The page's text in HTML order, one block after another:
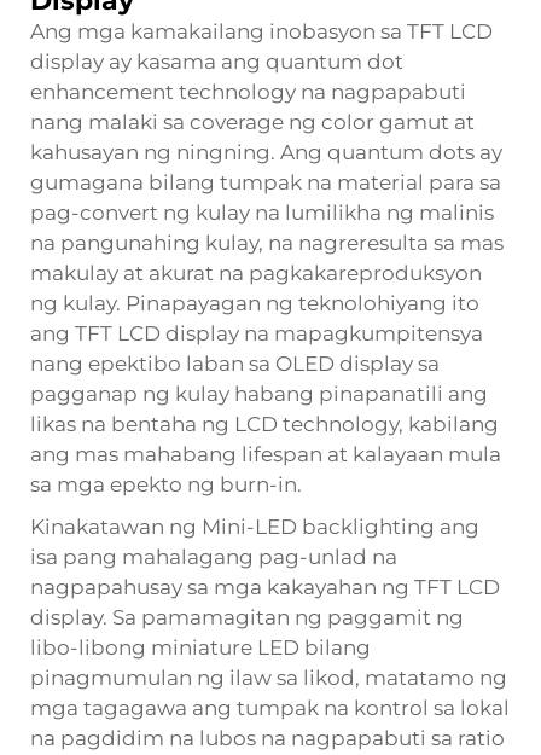
Ang mga kamakailang inobasyon sa TFT LCD
display ay kasama ang quantum dot
enhancement technology na nagpapabuti
nang malaki sa coverage ng color gamut at
kahusayan ng ningning. Ang quantum dots ay
gumagana bilang tumpak na material para sa
pag-convert ng kulay na lumilikha ng malinis
na pangunahing kulay, na nagreresulta sa mas
makulay at akurat na pagkakareproduksyon
ng kulay. Pinapayagan ng teknolohiyang ito
ang TFT LCD display na mapagkumpitensya
nang epektibo laban sa OLED display sa
pagganap ng kulay habang pinapanatili ang
likas na bentaha ng LCD technology, kabilang
ang mas mahabang lifespan at kalayaan mula
sa mga epekto ng burn-in.
Kinakatawan ng Mini-LED backlighting ang
isa pang mahalagang pag-unlad na
nagpapahusay sa mga kakayahan ng TFT LCD
display. Sa pamamagitan ng paggamit ng
libo-libong miniature LED bilang
pinagmumulan ng ilaw sa likod, matatamo ng
mga tagagawa ang tumpak na kontrol sa lokal
na pagdidim na lubos na nagpapabuti sa ratio